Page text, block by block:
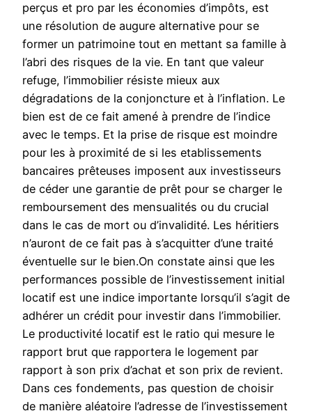
perçus et pro par les économies d’impôts, est
une résolution de augure alternative pour se
former un patrimoine tout en mettant sa famille à
l’abri des risques de la vie. En tant que valeur
refuge, l’immobilier résiste mieux aux
dégradations de la conjoncture et à l’inflation. Le
bien est de ce fait amené à prendre de l’indice
avec le temps. Et la prise de risque est moindre
pour les à proximité de si les etablissements
bancaires prêteuses imposent aux investisseurs
de céder une garantie de prêt pour se charger le
remboursement des mensualités ou du crucial
dans le cas de mort ou d’invalidité. Les héritiers
n’auront de ce fait pas à s’acquitter d’une traité
éventuelle sur le bien.On constate ainsi que les
performances possible de l’investissement initial
locatif est une indice importante lorsqu’il s’agit de
adhérer un crédit pour investir dans l’immobilier.
Le productivité locatif est le ratio qui mesure le
rapport brut que rapportera le logement par
rapport à son prix d’achat et son prix de revient.
Dans ces fondements, pas question de choisir
de manière aléatoire l’adresse de l’investissement